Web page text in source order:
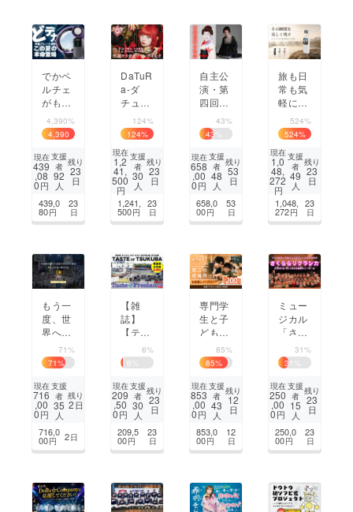
でかペ
ルチェ
がもた
らす至
高の涼
しさ、
この夏
の本
命、高
ンディ
ファン
4,390%
4,390
%
現在
439
,08
0円
支援
者
92
人
残り
23
日
439,0
80円
23
日
DaTuR
a-ダ
チュ
ラ-下
園れい
か生誕
クラウ
ドファ
ンディ
ング
124%
124%
現在
1,2
41,
500
円
支援
者
30
人
残り
23
日
1,241,
500円
23
日
自主公
演・第
四回林
佑樹の
會「東
海道四
谷怪
談」公
演応援
ジェク
ト！！
43%
43
現在
658
,00
0円
支援
者
48
人
残り
53
日
658,0
00円
53
日
旅も日
常も気
軽に残
せる4K
Vlogカ
メラ
【AUS
EK PO
CKE
T】
524%
524%
現在
1,0
48,
272
円
支援
者
49
人
残り
23
日
1,048,
272円
23
日
もう一
度、世
界へ。
第2回
3V3 ス
トリー
トサッ
カーW
杯に挑
71%
71%
現在
716
,00
0円
支援
者
35
人
残り
2日
716,0
00円 2日
【雑
誌】
【テイ
スト・
オブ・
ツクバ
＆フ
リーラ
ンス】
と作る
新雑誌
6%
6
現在
209
,50
0円
支援
者
30
人
残り
23
日
209,5
00円
23
日
専門学
生と子
どもが
創る第
三の居
場所づ
くり
85%
85%
現在
853
,00
0円
支援
者
43
人
残り
12
日
853,0
00円
12
日
ミュー
ジカル
「さく
ららリ
クラシ
カ」に
ご出演
の50名
のお子
イコー
の体験
31%
31
現在
250
,00
0円
支援
者
15
人
残り
23
日
250,0
00円
23
日